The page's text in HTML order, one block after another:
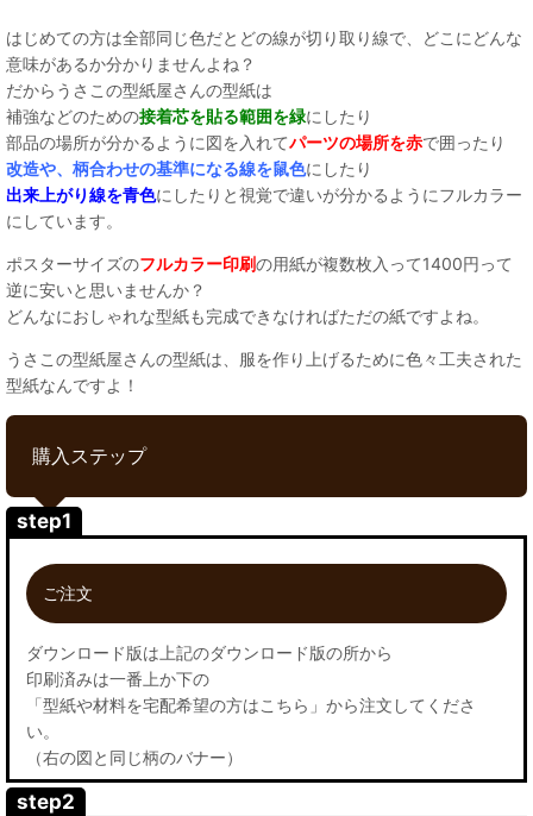
はじめての方は全部同じ色だとどの線が切り取り線で、どこにどんな
意味があるか分かりませんよね？
だからうさこの型紙屋さんの型紙は
補強などのための接着芯を貼る範囲を緑にしたり
部品の場所が分かるように図を入れてパーツの場所を赤で囲ったり
改造や、柄合わせの基準になる線を鼠色にしたり
出来上がり線を青色にしたりと視覚で違いが分かるようにフルカラー
にしています。
ポスターサイズのフルカラー印刷の用紙が複数枚入って1400円って
逆に安いと思いませんか？
どんなにおしゃれな型紙も完成できなければただの紙ですよね。
うさこの型紙屋さんの型紙は、服を作り上げるために色々工夫された
型紙なんですよ！
購入ステップ
step1
ご注文
ダウンロード版は上記のダウンロード版の所から
印刷済みは一番上か下の
「型紙や材料を宅配希望の方はこちら」から注文してくださ
い。
（右の図と同じ柄のバナー）
step2